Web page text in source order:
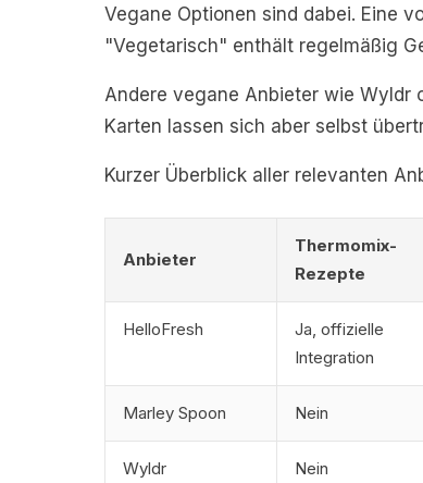
Vegane Optionen sind dabei. Eine
"Vegetarisch" enthält regelmäßig
Andere vegane Anbieter wie Wyldr
Karten lassen sich aber selbst
Kurzer Überblick aller relevanten
Anbieter
Thermomix-
Rezepte
HelloFresh
Ja, offizielle
Integration
Marley Spoon Nein
Wyldr Nein